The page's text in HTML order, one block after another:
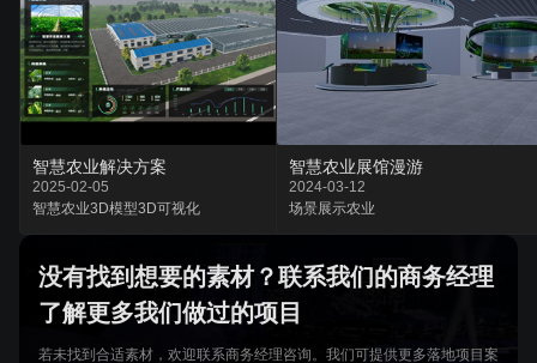
智慧农业解决方案
2025-02-05
智慧农业3D模型3D可视化
智慧农业展馆漫游
2024-03-12
场景展示农业
没有找到想要的素材？联系我们的商务经理
了解更多我们做过的项目
若未找到合适素材，欢迎联系商务经理咨询。我们可提供更多落地项目案